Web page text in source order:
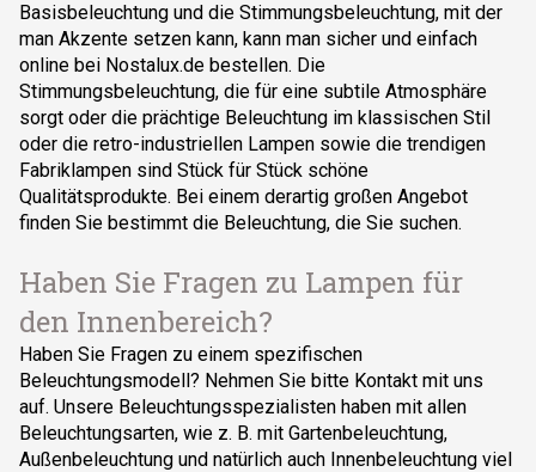
Basisbeleuchtung und die Stimmungsbeleuchtung, mit der
man Akzente setzen kann, kann man sicher und einfach
online bei Nostalux.de bestellen. Die
Stimmungsbeleuchtung, die für eine subtile Atmosphäre
sorgt oder die prächtige Beleuchtung im klassischen Stil
oder die retro-industriellen Lampen sowie die trendigen
Fabriklampen sind Stück für Stück schöne
Qualitätsprodukte. Bei einem derartig großen Angebot
finden Sie bestimmt die Beleuchtung, die Sie suchen.
Haben Sie Fragen zu Lampen für
den Innenbereich?
Haben Sie Fragen zu einem spezifischen
Beleuchtungsmodell? Nehmen Sie bitte Kontakt mit uns
auf. Unsere Beleuchtungsspezialisten haben mit allen
Beleuchtungsarten, wie z. B. mit Gartenbeleuchtung,
Außenbeleuchtung und natürlich auch Innenbeleuchtung viel